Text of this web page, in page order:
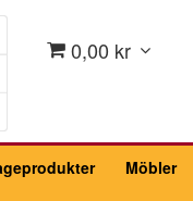
0,00 kr
Möbler